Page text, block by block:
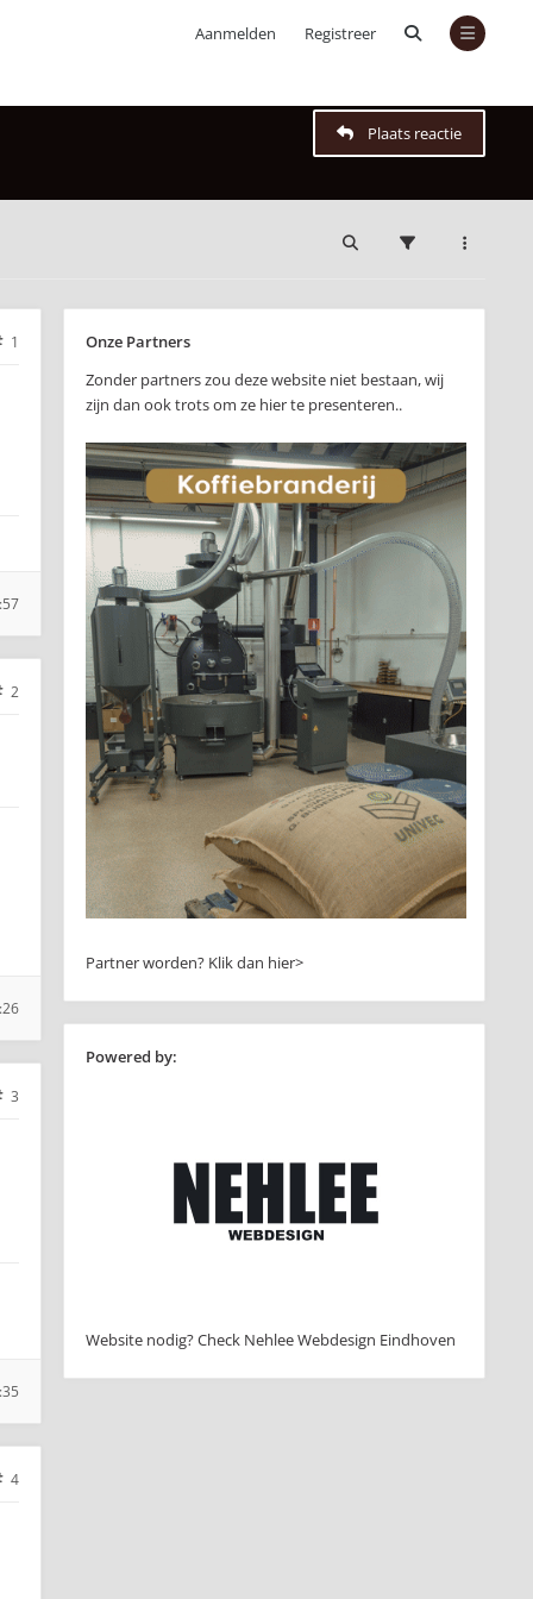
Aanmelden Registreer
Plaats reactie
1
2
3
4
Onze Partners
Zonder partners zou deze website niet bestaan, wij
zijn dan ook trots om ze hier te presenteren..
Partner worden? Klik dan hier>
Powered by:
Website nodig? Check Nehlee Webdesign Eindhoven